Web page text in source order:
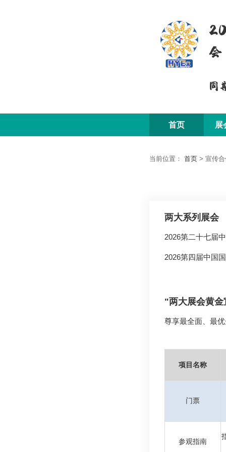
会
同
首页 展
当前位置： 首页 > 宣传
两大系列展会
2026第二十七届
2026第四届中国
"两大展会黄
尊享最全面、最
项目名称
门票
参观指南